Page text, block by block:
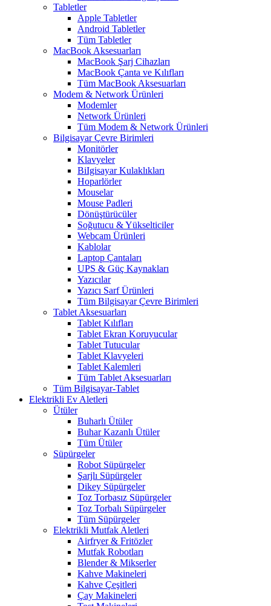
Tabletler
Apple Tabletler
Android Tabletler
Tüm Tabletler
MacBook Aksesuarları
MacBook Şarj Cihazları
MacBook Çanta ve Kılıfları
Tüm MacBook Aksesuarları
Modem & Network Ürünleri
Modemler
Network Ürünleri
Tüm Modem & Network Ürünleri
Bilgisayar Çevre Birimleri
Monitörler
Klavyeler
BiIgisayar Kulaklıkları
Hoparlörler
Mouselar
Mouse Padleri
Dönüştürücüler
Soğutucu & Yükselticiler
Webcam Ürünleri
Kablolar
Laptop Çantaları
UPS & Güç Kaynakları
Yazıcılar
Yazıcı Sarf Ürünleri
Tüm Bilgisayar Çevre Birimleri
Tablet Aksesuarları
Tablet Kılıfları
Tablet Ekran Koruyucular
Tablet Tutucular
Tablet Klavyeleri
Tablet Kalemleri
Tüm Tablet Aksesuarları
Tüm Bilgisayar-Tablet
Elektrikli Ev Aletleri
Ütüler
Buharlı Ütüler
Buhar Kazanlı Ütüler
Tüm Ütüler
Süpürgeler
Robot Süpürgeler
Şarjlı Süpürgeler
Dikey Süpürgeler
Toz Torbasız Süpürgeler
Toz Torbalı Süpürgeler
Tüm Süpürgeler
Elektrikli Mutfak Aletleri
Airfryer & Fritözler
Mutfak Robotları
Blender & Mikserler
Kahve Makineleri
Kahve Çeşitleri
Çay Makineleri